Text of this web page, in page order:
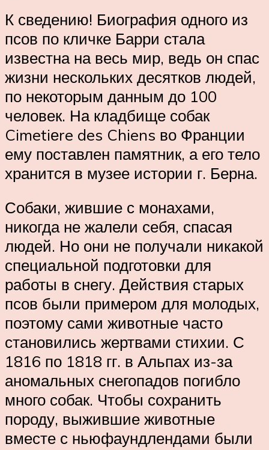
К сведению! Биография одного из
псов по кличке Барри стала
известна на весь мир, ведь он спас
жизни нескольких десятков людей,
по некоторым данным до 100
человек. На кладбище собак
Cimetiеre des Chiens во Франции
ему поставлен памятник, а его тело
хранится в музее истории г. Берна.
Собаки, жившие с монахами,
никогда не жалели себя, спасая
людей. Но они не получали никакой
специальной подготовки для
работы в снегу. Действия старых
псов были примером для молодых,
поэтому сами животные часто
становились жертвами стихии. С
1816 по 1818 гг. в Альпах из-за
аномальных снегопадов погибло
много собак. Чтобы сохранить
породу, выжившие животные
вместе с ньюфаундлендами были